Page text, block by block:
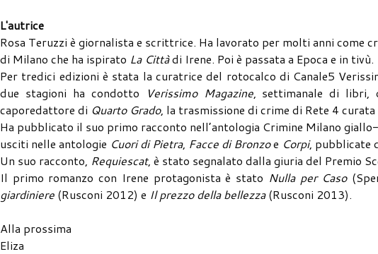
L'autrice
Rosa Teruzzi è giornalista e scrittrice. Ha lavorato per molti anni come
di Milano che ha ispirato La Cittàdi Irene. Poi è passata a Epoca e in tivù.
Per tredici edizioni è stata la curatrice del rotocalco di Canale5
due stagioni ha condotto
Verissimo Magazine, settimanale di libri,
caporedattore di Quarto Grado, la trasmissione di crime di Rete 4
Ha pubblicato il suo primo racconto nell’antologia Crimine Milano
usciti nelle antologie Cuori di Pietra, Facce di Bronzoe Corpi, pubblicate
Un suo racconto, Requiescat, è stato segnalato dalla giuria del Premio
Il primo romanzo con Irene protagonista è stato Nulla per Caso
giardiniere (Rusconi 2012) e Il prezzo della bellezza(Rusconi 2013).
Alla prossima
Eliza